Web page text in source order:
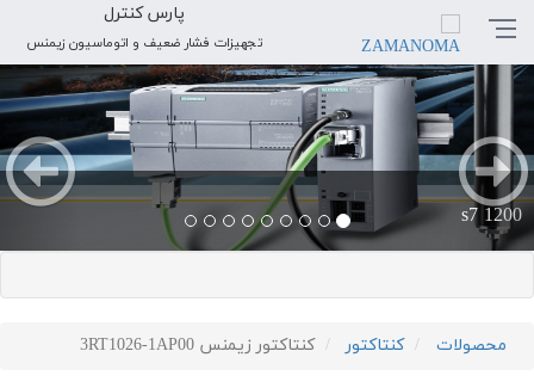
پارس کنترل
تجهیزات فشار ضعیف و اتوماسیون زیمنس
s7 1200
بعدی
محصولات کنتاکتور کنتاکتور زیمنس 3RT1026-1AP00